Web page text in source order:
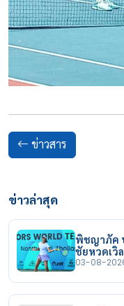
ข่าวสาร
ข่าวล่าสุด
พิชญาภัค
ชัยหวดเวิ
03-08-